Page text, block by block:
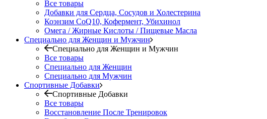
Все товары
Добавки для Сердца, Сосудов и Холестерина
Коэнзим CoQ10, Кофермент, Убихинол
Омега / Жирные Кислоты / Пищевые Масла
Специально для Женщин и Мужчин
Специально для Женщин и Мужчин
Все товары
Специально для Женщин
Специально для Мужчин
Спортивные Добавки
Спортивные Добавки
Все товары
Восстановление После Тренировок